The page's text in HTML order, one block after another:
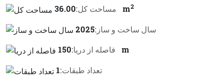
مساحت کل: 36.00 m2
سال ساخت و ساز:2025
فاصله از دريا:
150 m
تعداد طبقات:1